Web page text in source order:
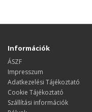
Információk
ÁSZF
Impresszum
Adatkezelési Tájékoztató
Cookie Tájékoztató
Szállítási információk